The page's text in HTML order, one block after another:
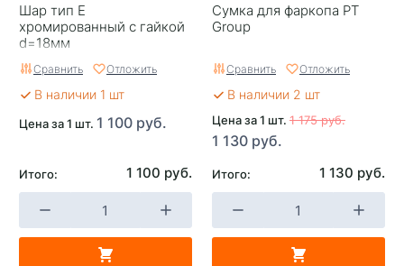
Шар тип E
хромированный с гайкой
d=18мм
Сравнить Отложить
В наличии 1 шт
Цена за 1 шт. 1 100 руб.
Итого: 1 100 руб.
Сумка для фаркопа PT
Group
Сравнить Отложить
В наличии 2 шт
Цена за 1 шт. 1 175 руб.
1 130 руб.
Итого: 1 130 руб.